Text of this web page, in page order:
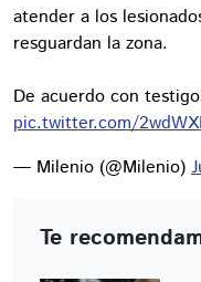
atender a los
resguardan la zona.
De acuerdo con
pic.twitter.com/
— Milenio (@Milenio)
Te